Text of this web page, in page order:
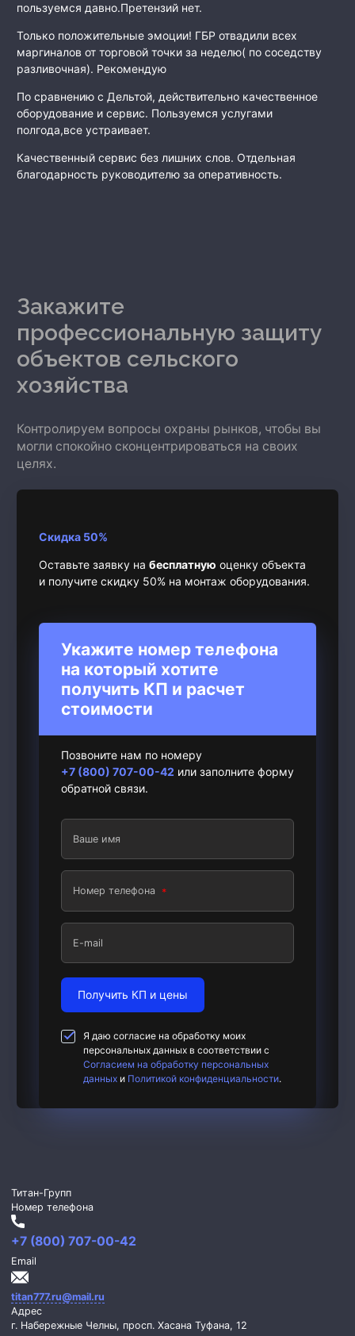
пользуемся давно.Претензий нет.
Только положительные эмоции! ГБР отвадили всех
маргиналов от торговой точки за неделю( по соседству
разливочная). Рекомендую
По сравнению с Дельтой, действительно качественное
оборудование и сервис. Пользуемся услугами
полгода,все устраивает.
Качественный сервис без лишних слов. Отдельная
благодарность руководителю за оперативность.
Закажите
профессиональную защиту
объектов сельского
хозяйства
Контролируем вопросы охраны рынков, чтобы вы
могли спокойно сконцентрироваться на своих
целях.
Скидка 50%
Оставьте заявку на бесплатную оценку объекта
и получите скидку 50% на монтаж оборудования.
Укажите номер телефона
на который хотите
получить КП и расчет
стоимости
Позвоните нам по номеру
+7 (800) 707-00-42 или заполните форму
обратной связи.
Ваше имя
Номер телефона
E-mail
Получить КП и цены
Я даю согласие на обработку моих
персональных данных в соответствии с
Согласием на обработку персональных
данных и Политикой конфиденциальности.
Титан-Групп
Номер телефона
+7 (800) 707-00-42
Email
titan777.ru@mail.ru
Адрес
г. Набережные Челны, просп. Хасана Туфана, 12